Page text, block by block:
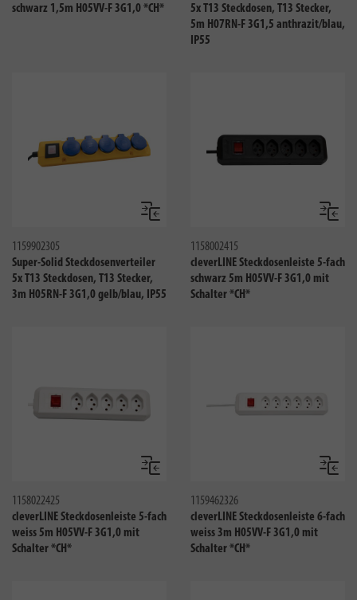
schwarz 1,5m H05VV-F 3G1,0 *CH*
5x T13 Steckdosen, T13 Stecker,
5m H07RN-F 3G1,5 anthrazit/blau,
IP55
Vergleichen
1159902305
Super-Solid Steckdosenverteiler
5x T13 Steckdosen, T13 Stecker,
3m H05RN-F 3G1,0 gelb/blau, IP55
1158002415
cleverLINE Steckdosenleiste 5-fach
schwarz 5m H05VV-F 3G1,0 mit
Schalter *CH*
Vergleichen
1158022425
cleverLINE Steckdosenleiste 5-fach
weiss 5m H05VV-F 3G1,0 mit
Schalter *CH*
1159462326
cleverLINE Steckdosenleiste 6-fach
weiss 3m H05VV-F 3G1,0 mit
Schalter *CH*